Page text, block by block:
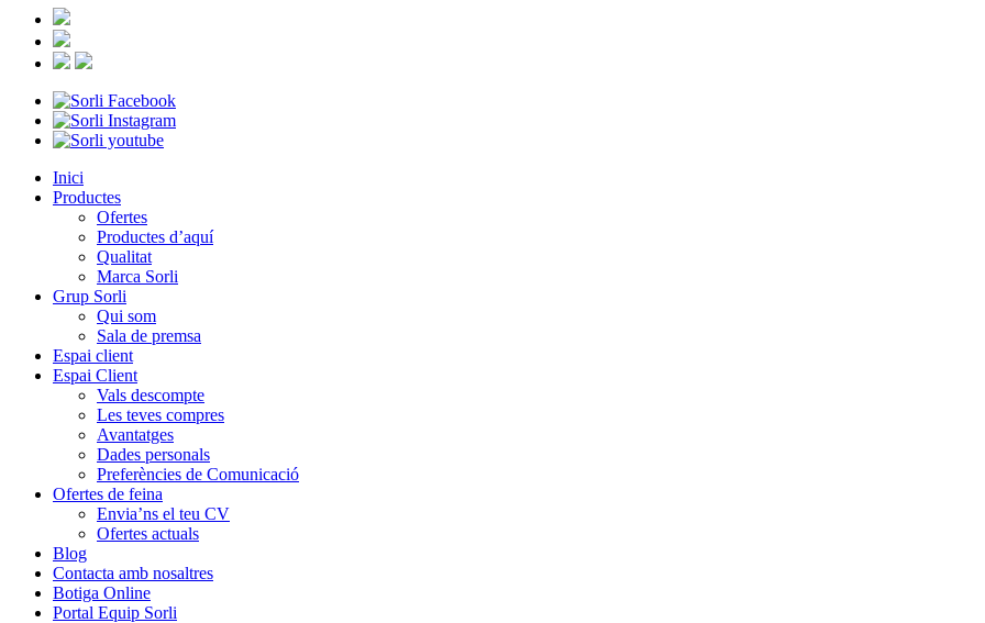
Inici
Productes
Ofertes
Productes d’aquí
Qualitat
Marca Sorli
Grup Sorli
Qui som
Sala de premsa
Espai client
Espai Client
Vals descompte
Les teves compres
Avantatges
Dades personals
Preferències de Comunicació
Ofertes de feina
Envia’ns el teu CV
Ofertes actuals
Blog
Contacta amb nosaltres
Botiga Online
Portal Equip Sorli